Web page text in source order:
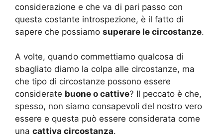
considerazione e che va di pari passo con
questa costante introspezione, è il fatto di
sapere che possiamo superare le circostanze.
A volte, quando commettiamo qualcosa di
sbagliato diamo la colpa alle circostanze, ma
che tipo di circostanze possono essere
considerate buone o cattive? Il peccato è che,
spesso, non siamo consapevoli del nostro vero
essere e questa può essere considerata come
una cattiva circostanza.